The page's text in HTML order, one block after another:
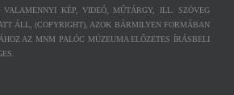
VALAMENNYI KÉP, VIDEÓ, MŰTÁRGY, ILL. SZÖVEG
ÁLL, (COPYRIGHT), AZOK BÁRMILYEN FORMÁBAN
AZ MNM PALÓC MÚZEUMA ELŐZETES ÍRÁSBELI